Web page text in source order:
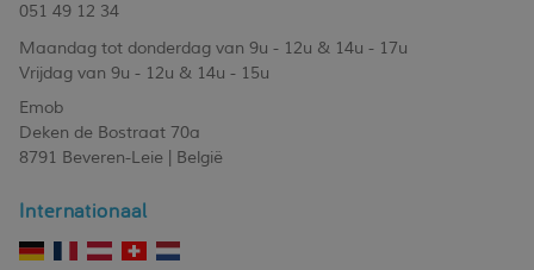
051 49 12 34
Maandag tot donderdag van 9u - 12u & 14u - 17u
Vrijdag van 9u - 12u & 14u - 15u
Emob
Deken de Bostraat 70a
8791 Beveren-Leie | België
Internationaal